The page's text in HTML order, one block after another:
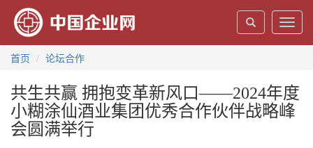
首页
论坛合作
共生共赢 拥抱变革新风口——2024年度
小糊涂仙酒业集团优秀合作伙伴战略峰
会圆满举行